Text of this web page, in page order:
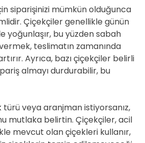
siparişinizi mümkün olduğunca
Çiçekçiler genellikle günün
yoğunlaşır, bu yüzden sabah
teslimatın zamanında
Ayrıca, bazı çiçekçiler belirli
almayı durdurabilir, bu
veya aranjman istiyorsanız,
mutlaka belirtin. Çiçekçiler, acil
mevcut olan çiçekleri kullanır,